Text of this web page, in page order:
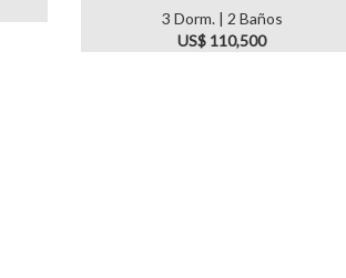
3 Dorm. | 2 Baños
US$ 110,500